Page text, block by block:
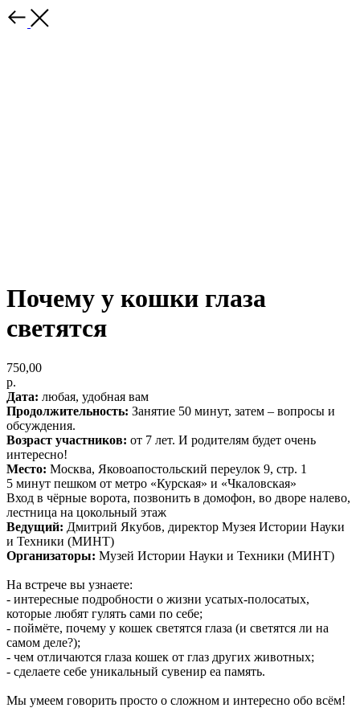
Почему у кошки глаза
светятся
750,00
р.
Дата: любая, удобная вам
Продолжительность: Занятие 50 минут, затем – вопросы и
обсуждения.
Возраст участников: от 7 лет. И родителям будет очень
интересно!
Место: Москва, Яковоапостольский переулок 9, стр. 1
5 минут пешком от метро «Курская» и «Чкаловская»
Вход в чёрные ворота, позвонить в домофон, во дворе налево,
лестница на цокольный этаж
Ведущий: Дмитрий Якубов, директор Музея Истории Науки
и Техники (МИНТ)
Организаторы: Музей Истории Науки и Техники (МИНТ)
На встрече вы узнаете:
- интересные подробности о жизни усатых-полосатых,
которые любят гулять сами по себе;
- поймёте, почему у кошек светятся глаза (и светятся ли на
самом деле?);
- чем отличаются глаза кошек от глаз других животных;
- сделаете себе уникальный сувенир еа память.
Мы умеем говорить просто о сложном и интересно обо всём!